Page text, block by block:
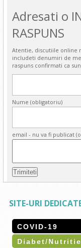
Adresati o
RASPUNS
Atentie, discutiile online
includeti denumiri de
raspuns confirmati ca
Nume (obligatoriu)
email - nu va fi publicat
SITE-URI
COVID-19
Diabet/Nutritie